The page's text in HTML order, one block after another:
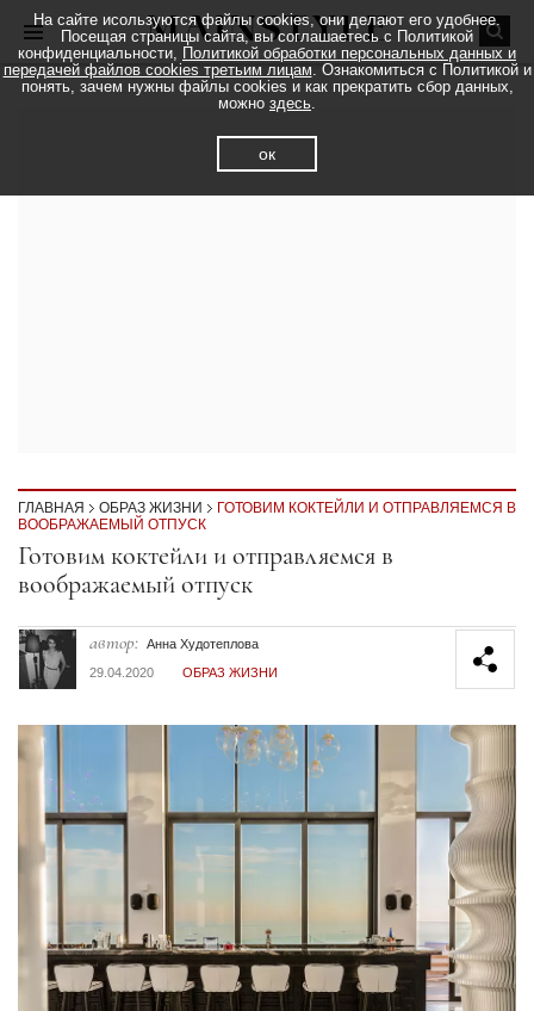
ГЛАВНАЯ ОБРАЗ ЖИЗНИ
ГОТОВИМ КОКТЕЙЛИ И ОТПРАВЛЯЕМСЯ В
ВООБРАЖАЕМЫЙ ОТПУСК
Секция статей
Готовим коктейли и отправляемся в
воображаемый отпуск
автор: Анна Худотеплова
29.04.2020
ОБРАЗ ЖИЗНИ
На сайте исользуются файлы cookies, они делают его удобнее.
Посещая страницы сайта, вы соглашаетесь с Политикой
конфиденциальности, Политикой обработки персональных данных и
передачей файлов cookies третьим лицам. Ознакомиться с Политикой и
понять, зачем нужны файлы cookies и как прекратить сбор данных,
можно здесь.
ок